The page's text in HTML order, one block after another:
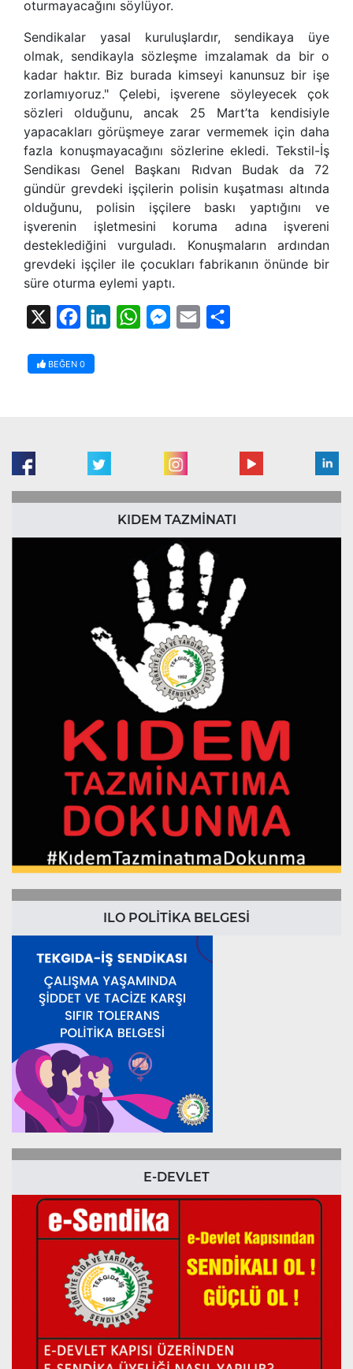
oturmayacağını söylüyor.
Sendikalar yasal kuruluşlardır, sendikaya üye
olmak, sendikayla sözleşme imzalamak da bir o
kadar haktır. Biz burada kimseyi kanunsuz bir işe
zorlamıyoruz." Çelebi, işverene söyleyecek çok
sözleri olduğunu, ancak 25 Mart’ta kendisiyle
yapacakları görüşmeye zarar vermemek için daha
fazla konuşmayacağını sözlerine ekledi. Tekstil-İş
Sendikası Genel Başkanı Rıdvan Budak da 72
gündür grevdeki işçilerin polisin kuşatması altında
olduğunu, polisin işçilere baskı yaptığını ve
işverenin işletmesini koruma adına işvereni
desteklediğini vurguladı. Konuşmaların ardından
grevdeki işçiler ile çocukları fabrikanın önünde bir
süre oturma eylemi yaptı.
FacebookLinkedInWhatsAppMessenger
Email
BEĞEN 0
KIDEM TAZMİNATI
ILO POLİTİKA BELGESİ
E-DEVLET